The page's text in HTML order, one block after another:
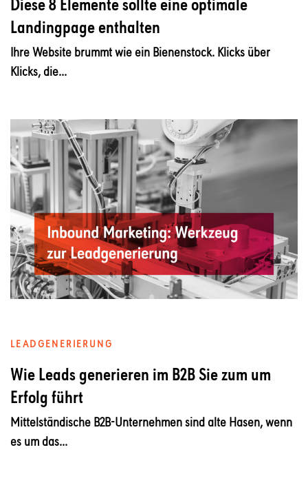
Diese 8 Elemente sollte eine optimale
Landingpage enthalten
Ihre Website brummt wie ein Bienenstock. Klicks über
Klicks, die...
LEADGENERIERUNG
Wie Leads generieren im B2B Sie zum um
Erfolg führt
Mittelständische B2B-Unternehmen sind alte Hasen, wenn
es um das...